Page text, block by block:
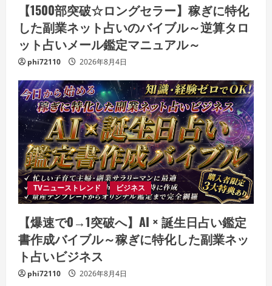
【1500部突破☆ロングセラー】稼ぎに特化
した副業ネット占いのバイブル～逆算タロ
ット占いメール鑑定マニュアル～
phi72110 2026年8月4日
TVニューストレンド ビジネス
【爆速で0→1突破へ】AI × 誕生日占い鑑定
書作成バイブル～稼ぎに特化した副業ネッ
ト占いビジネス
phi72110 2026年8月4日